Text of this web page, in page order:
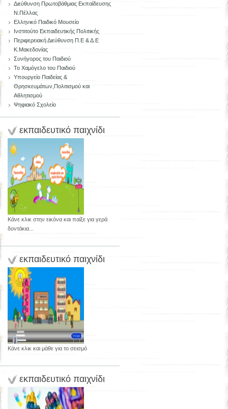
Διεύθυνση Πρωτοβάθμιας Εκπαίδευσης
Ν.Πέλλας
Ελληνικό Παιδικό Μουσείο
Ινστιτούτο Εκπαιδευτικής Πολιτικής
Περιφερειακή Διεύθυνση Π.Ε & Δ.Ε
Κ.Μακεδονίας
Συνήγορος του Παιδιού
Το Χαμόγελο του Παιδιού
Υπουργείο Παιδείας &
Θρησκευμάτων,Πολιτισμού και
Αθλητισμού
Ψηφιακό Σχολείο
εκπαιδευτικό παιχνίδι
Κάνε κλικ στην εικόνα και παίξε για γερά
δοντάκια...
εκπαιδευτικό παιχνίδι
Κάνε κλικ και μάθε για το σεισμό
εκπαιδευτικό παιχνίδι